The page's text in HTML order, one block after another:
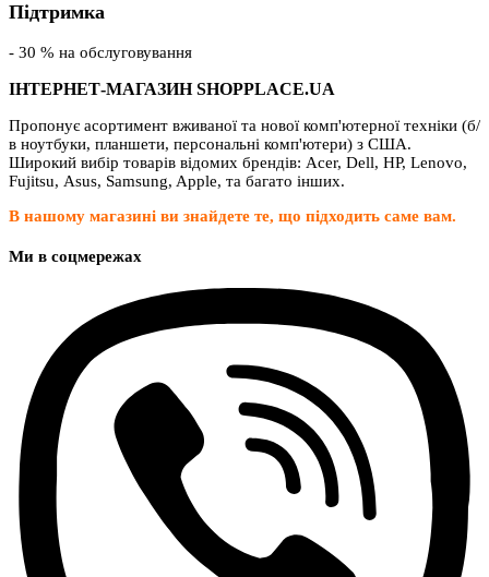
Підтримка
- 30 % на обслуговування
ІНТЕРНЕТ-МАГАЗИН SHOPPLACE.UA
Пропонує асортимент вживаної та нової комп'ютерної техніки (б/
в ноутбуки, планшети, персональні комп'ютери) з США.
Широкий вибір товарів відомих брендів: Acer, Dell, HP, Lenovo,
Fujitsu, Asus, Samsung, Apple, та багато інших.
В нашому магазині ви знайдете те, що підходить саме вам.
Ми в соцмережах